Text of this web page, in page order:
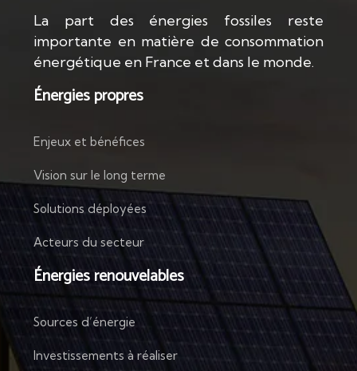
La part des énergies fossiles reste
importante en matière de consommation
énergétique en France et dans le monde.
Énergies propres
Enjeux et bénéfices
Vision sur le long terme
Solutions déployées
Acteurs du secteur
Énergies renouvelables
Sources d’énergie
Investissements à réaliser